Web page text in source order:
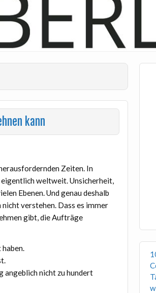
kann
Zeiten. In
eigentlich weltweit. Unsicherheit,
Ebenen. Und genau deshalb
nicht verstehen. Dass es immer
gibt, die Aufträge
angeblich nicht zu hundert